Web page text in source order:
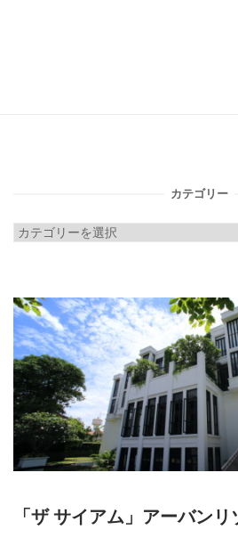
カテゴリー
カ
リ
ー
「ザ サイアム」アーバン